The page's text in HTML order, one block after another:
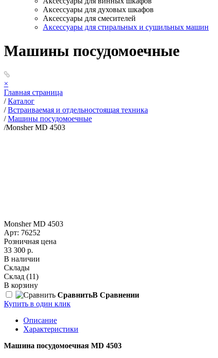
Аксессуары для духовых шкафов
Аксессуары для смесителей
Аксессуары для стиральных и сушильных машин
Машины посудомоечные
×
Главная страница
/ Каталог
/ Встраиваемая и отдельностоящая техника
/ Машины посудомоечные
/Monsher MD 4503
Monsher MD 4503
Арт: 76252
Розничная цена
33 300 р.
В наличии
Склады
Склад (11)
В корзину
СравнитьВ Сравнении
Купить в один клик
Описание
Характеристики
Машина посудомоечная MD 4503